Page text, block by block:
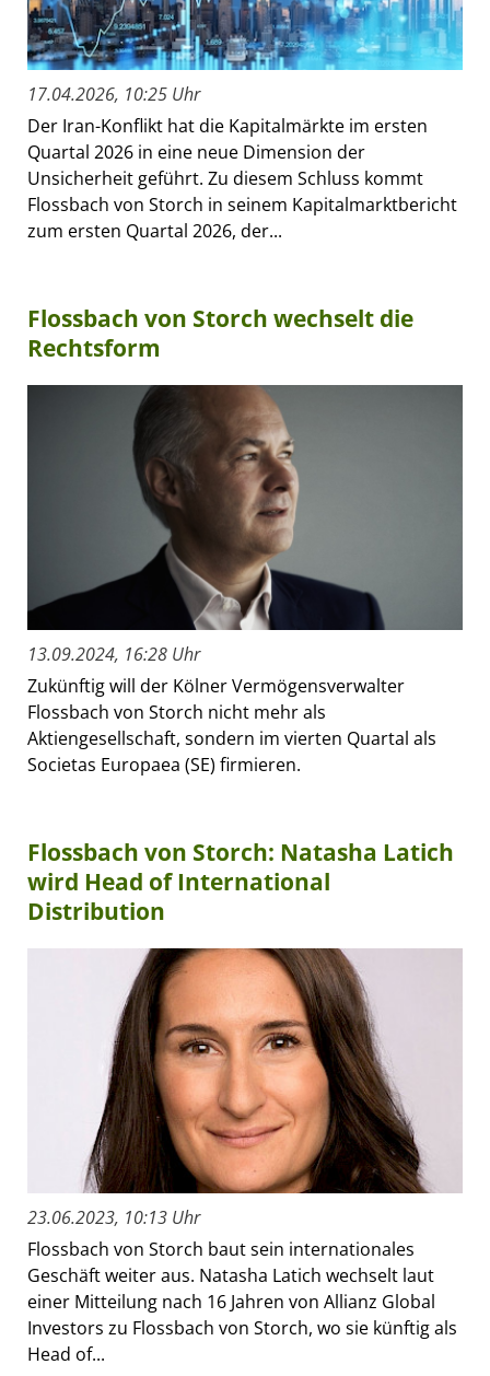
17.04.2026, 10:25 Uhr
Der Iran-Konflikt hat die Kapitalmärkte im ersten
Quartal 2026 in eine neue Dimension der
Unsicherheit geführt. Zu diesem Schluss kommt
Flossbach von Storch in seinem Kapitalmarktbericht
zum ersten Quartal 2026, der...
Flossbach von Storch wechselt die
Rechtsform
13.09.2024, 16:28 Uhr
Zukünftig will der Kölner Vermögensverwalter
Flossbach von Storch nicht mehr als
Aktiengesellschaft, sondern im vierten Quartal als
Societas Europaea (SE) firmieren.
Flossbach von Storch: Natasha Latich
wird Head of International
Distribution
23.06.2023, 10:13 Uhr
Flossbach von Storch baut sein internationales
Geschäft weiter aus. Natasha Latich wechselt laut
einer Mitteilung nach 16 Jahren von Allianz Global
Investors zu Flossbach von Storch, wo sie künftig als
Head of...